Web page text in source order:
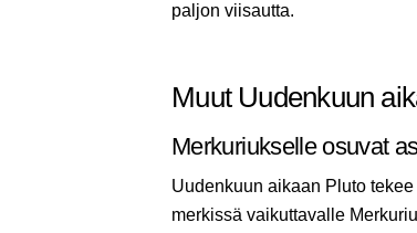
paljon viisautta.
Muut Uudenkuun
Merkuriukselle osuvat
Uudenkuun aikaan Pluto
merkissä vaikuttavalle